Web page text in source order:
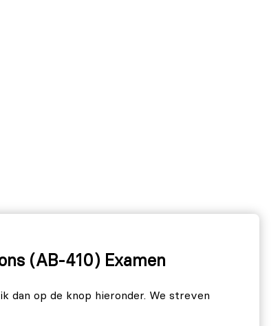
(AB-410) Examen
dan op de knop hieronder. We streven